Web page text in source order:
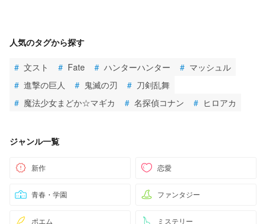
人気のタグから探す
# 文スト # Fate # ハンターハンター # マッシュル
# 進撃の巨人 # 鬼滅の刃 # 刀剣乱舞
# 魔法少女まどか☆マギカ # 名探偵コナン # ヒロアカ
ジャンル一覧
新作 恋愛
青春・学園 ファンタジー
ポエム ミステリー